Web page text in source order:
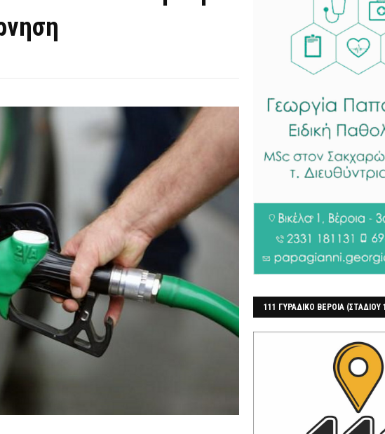
111 ΓΥΡΑΔΙΚΟ ΒΕΡΟΙΑ (ΣΤΑΔΙΟΥ